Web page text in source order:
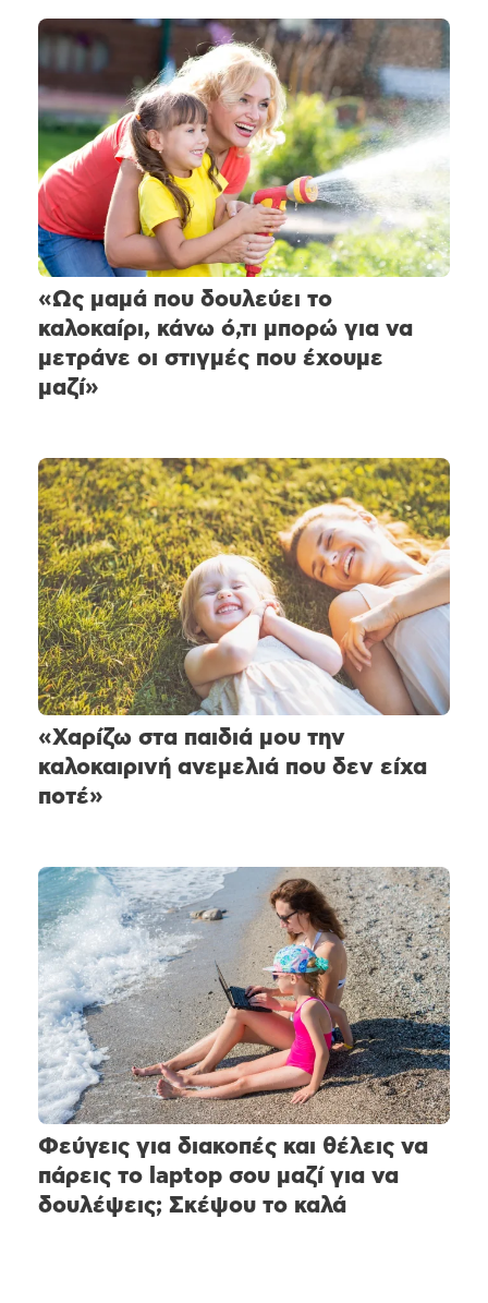
«Ως μαμά που δουλεύει το
καλοκαίρι, κάνω ό,τι μπορώ για να
μετράνε οι στιγμές που έχουμε
μαζί»
«Χαρίζω στα παιδιά μου την
καλοκαιρινή ανεμελιά που δεν είχα
ποτέ»
Φεύγεις για διακοπές και θέλεις να
πάρεις το laptop σου μαζί για να
δουλέψεις; Σκέψου το καλά